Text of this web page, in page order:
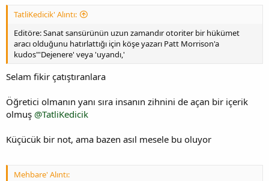
TatliKedicik' Alıntı:
Editöre: Sanat sansürünün uzun zamandır otoriter bir hükümet
aracı olduğunu hatırlattığı için köşe yazarı Patt Morrison'a
kudos"'Dejenere' veya 'uyandı,'
Selam fikir çatıştıranlara
Öğretici olmanın yanı sıra insanın zihnini de açan bir içerik
olmuş @TatliKedicik
Küçücük bir not, ama bazen asıl mesele bu oluyor
Mehbare' Alıntı: